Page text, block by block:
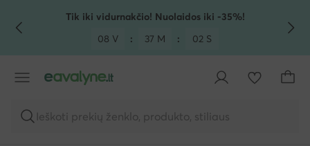
PEREITI PRIE PAGRINDINIO TURINIO
PEREITI Į PAIEŠKĄTik iki vidurnakčio! Nuolaidos iki -35%!
08 V
: 37 M : 02 S
Ieškoti prekių ženklo, produkto, stiliaus